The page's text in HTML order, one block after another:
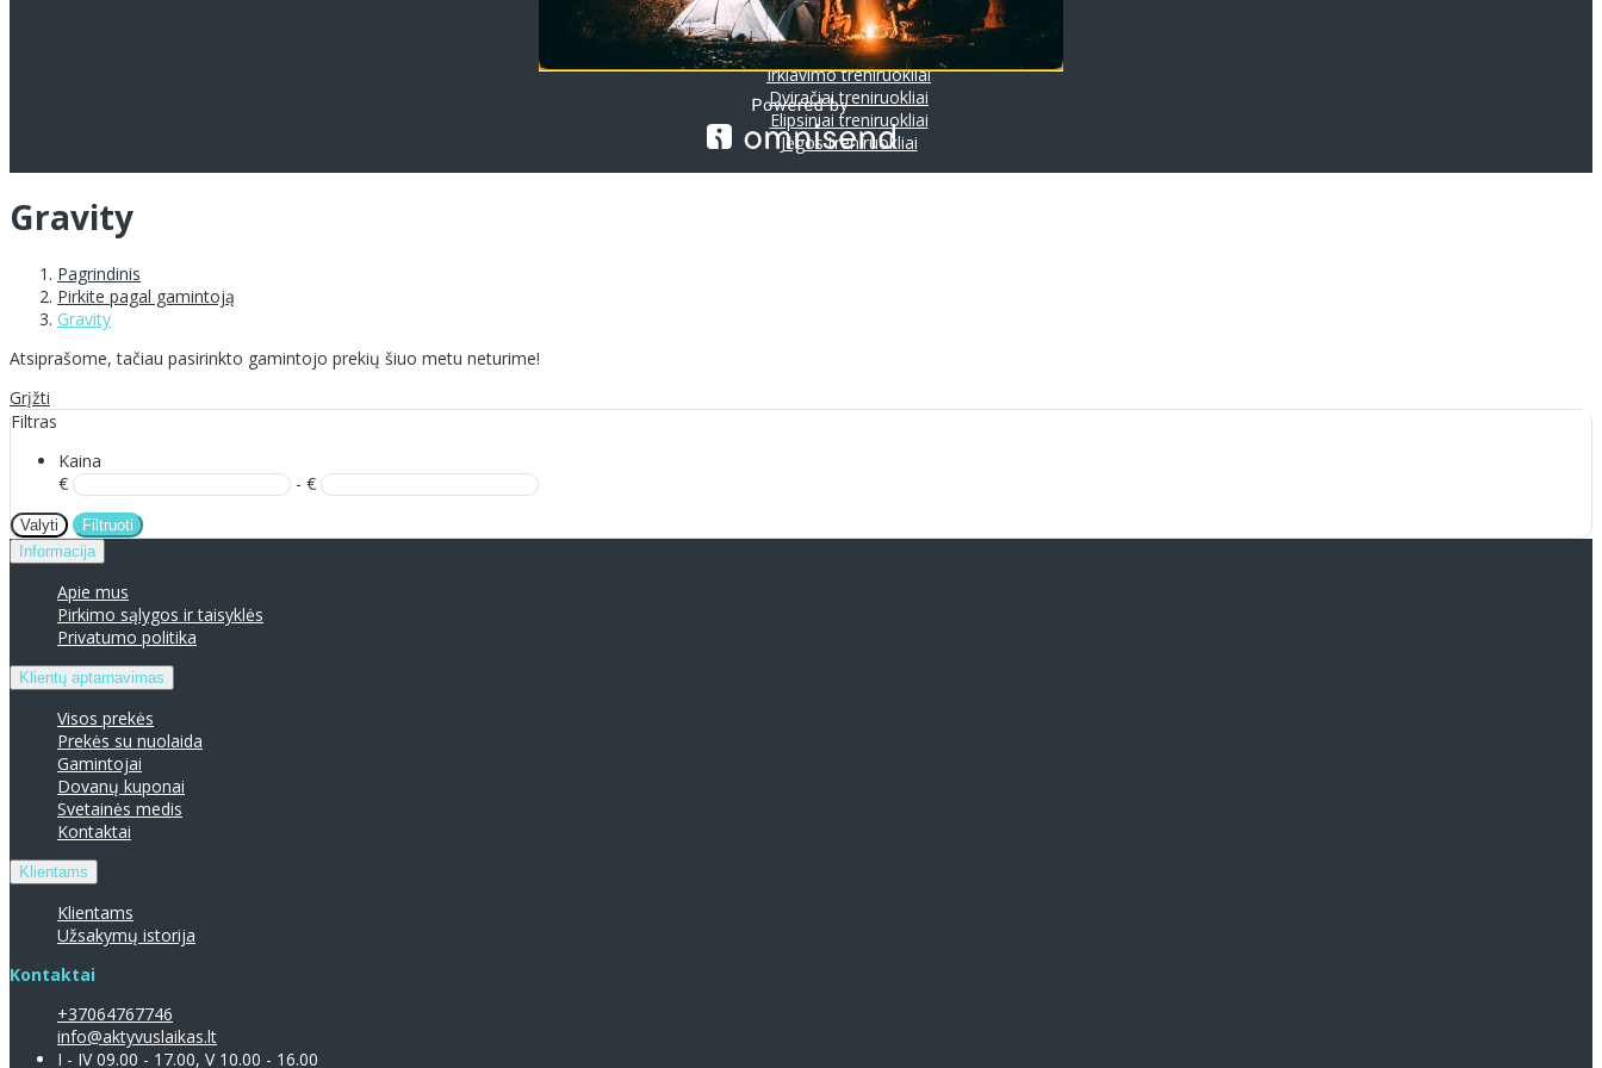
Treniruokliai
Bėgimo takeliai
Irklavimo treniruokliai
Dviračiai treniruokliai
Elipsiniai treniruokliai
Jėgos treniruokliai
Gravity
Pagrindinis
Pirkite pagal gamintoją
Gravity
Atsiprašome, tačiau pasirinkto gamintojo prekių šiuo metu neturime!
Grįžti
Filtras
Kaina
€
- €
Valyti
Filtruoti
Informacija
Apie mus
Pirkimo sąlygos ir taisyklės
Privatumo politika
Klientų aptarnavimas
Visos prekės
Prekės su nuolaida
Gamintojai
Dovanų kuponai
Svetainės medis
Kontaktai
Klientams
Klientams
Užsakymų istorija
Kontaktai
+37064767746
info@aktyvuslaikas.lt
I - IV 09.00 - 17.00, V 10.00 - 16.00